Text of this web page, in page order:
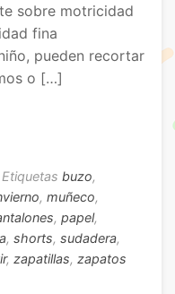
sobre motricidad
fina
pueden recortar
o […]
Etiquetas buzo,
, muñeco,
, papel,
, shorts, sudadera,
, zapatillas, zapatos